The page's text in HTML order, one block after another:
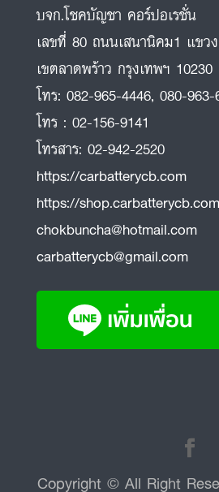
บจก.โชคบัญชา คอร์ปอเรชั่น
เลขที่ 80 ถนนเสนานิคม1 แขว
เขตลาดพร้าว กรุงเทพฯ 10230
โทร: 082-965-4446, 080-963-
โทร : 02-156-9141
โทรสาร: 02-942-2520
https://carbatterycb.com
https://shop.carbatterycb.com
chokbuncha@hotmail.com
carbatterycb@gmail.com
Copyright © All Right